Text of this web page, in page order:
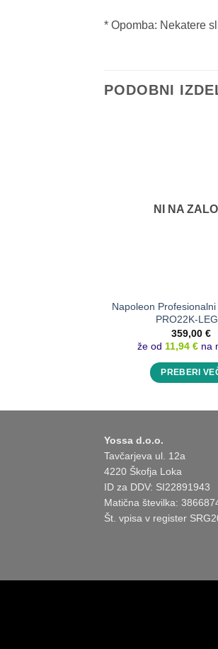
* Opomba: Nekatere
PODOBNI
NI NA
Napoleon
PRO22K-
359,00€
že od 11,94 € na
PREBERI
Yossa d.o.o.
Tavčarjeva ul. 12a
4220 Škofja Loka
ID za DDV: SI22891943
Matična številka:
Št. vpisa v register